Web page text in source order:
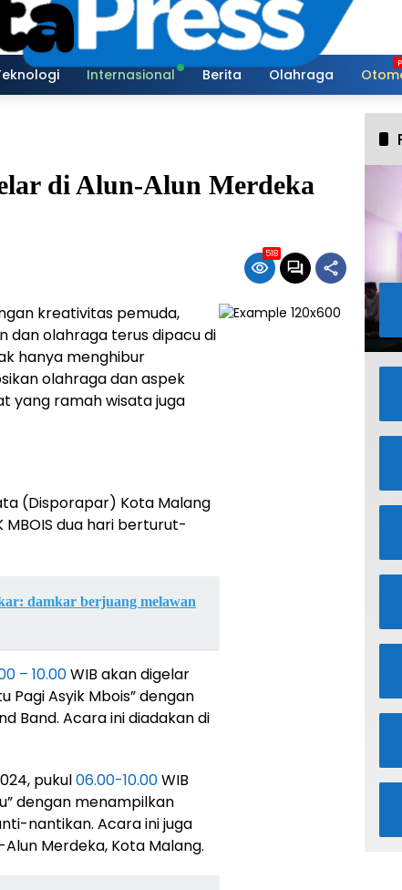
Internasional Berita Olahraga
di Alun-Alun Merdeka
518
kreativitas pemuda,
olahraga terus dipacu di
hanya menghibur
olahraga dan aspek
yang ramah wisata juga
(Disporapar) Kota Malang
dua hari berturut-
damkar berjuang melawan
– 10.00WIB akan digelar
Asyik Mbois” dengan
Band. Acara ini diadakan di
pukul06.00-10.00WIB
dengan menampilkan
nantikan. Acara ini juga
Merdeka, Kota Malang.